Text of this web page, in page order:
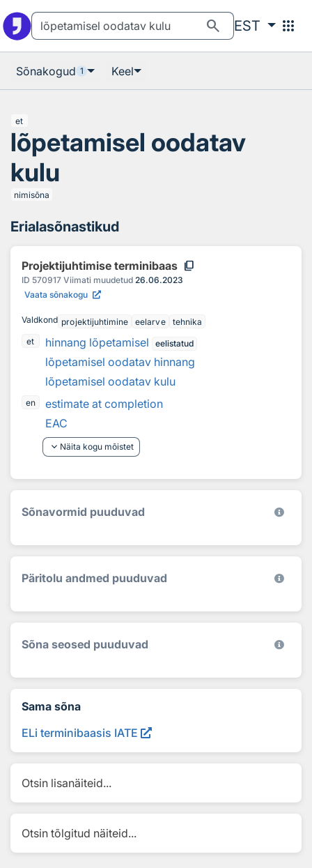
search EST apps
Sõnakogud 1 Keel
et
lõpetamisel oodatav
kulu
nimisõna
Erialasõnastikud
Projektijuhtimise terminibaas content_copy
ID 570917 Viimati muudetud 26.06.2023
Vaata sõnakogu
Valdkond projektijuhtimine eelarve
tehnika
et
hinnang lõpetamisel eelistatud
lõpetamisel oodatav hinnang
lõpetamisel oodatav kulu
en
estimate at completion
EAC
keyboard_arrow_down Näita kogu mõistet
Sõnavormid puuduvad
Päritolu andmed puuduvad
Sõna seosed puuduvad
Sama sõna
ELi terminibaasis IATE
Otsin lisanäiteid...
Otsin tõlgitud näiteid...